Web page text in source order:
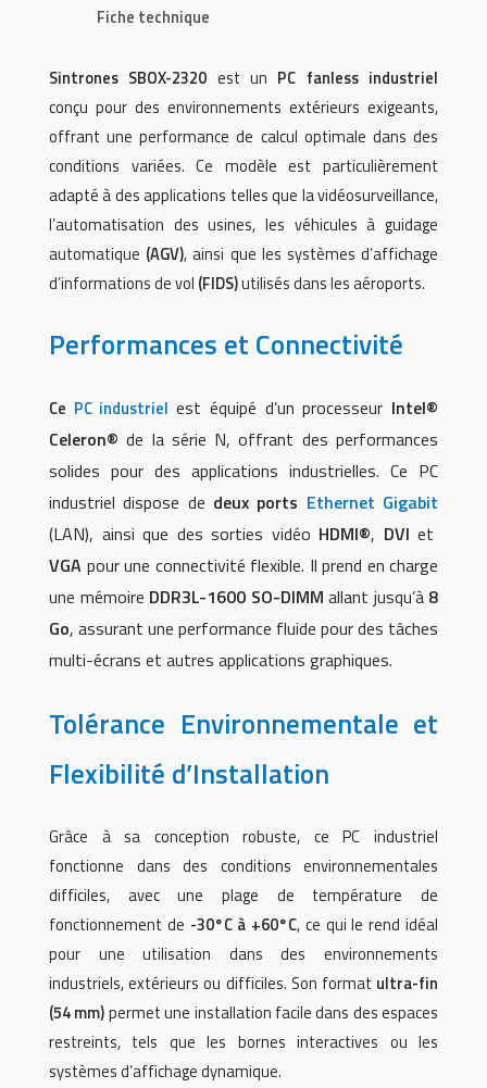
Fiche technique
Sintrones SBOX-2320 est un PC fanless industriel
conçu pour des environnements extérieurs exigeants,
offrant une performance de calcul optimale dans des
conditions variées. Ce modèle est particulièrement
adapté à des applications telles que la vidéosurveillance,
l’automatisation des usines, les véhicules à guidage
automatique (AGV), ainsi que les systèmes d’affichage
d’informations de vol (FIDS)utilisés dans les aéroports.
Performances et Connectivité
Ce PC industriel est équipé d’un processeur Intel®
Celeron® de la série N, offrant des performances
solides pour des applications industrielles. Ce PC
industriel dispose de deux ports Ethernet Gigabit
(LAN), ainsi que des sorties vidéo HDMI®, DVI et
VGA pour une connectivité flexible. Il prend en charge
une mémoire DDR3L-1600 SO-DIMM allant jusqu’à 8
Go, assurant une performance fluide pour des tâches
multi-écrans et autres applications graphiques.
Tolérance Environnementale et
Flexibilité d’Installation
Grâce à sa conception robuste, ce PC industriel
fonctionne dans des conditions environnementales
difficiles, avec une plage de température de
fonctionnement de -30°C à +60°C, ce qui le rend idéal
pour une utilisation dans des environnements
industriels, extérieurs ou difficiles. Son format ultra-fin
(54 mm)permet une installation facile dans des espaces
restreints, tels que les bornes interactives ou les
systèmes d’affichage dynamique.